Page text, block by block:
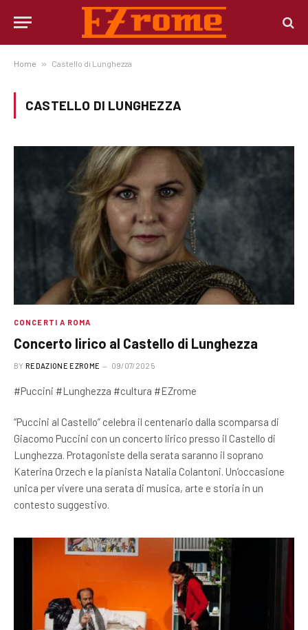
Home » Castello di Lunghezza
CASTELLO DI LUNGHEZZA
CONCERTI A ROMA
Concerto lirico al Castello di Lunghezza
BY REDAZIONE EZROME 09/07/2025
#Puccini #Lunghezza #cultura #EZrome
“Puccini al Castello” celebra il centenario dalla scomparsa di
Giacomo Puccini con un concerto lirico presso il Castello di
Lunghezza. Protagoniste della serata saranno il soprano
Katerina Orzech e la pianista Natalia Colantoni. Un’occasione
unica per vivere una serata di musica, arte e storia in un
contesto suggestivo.